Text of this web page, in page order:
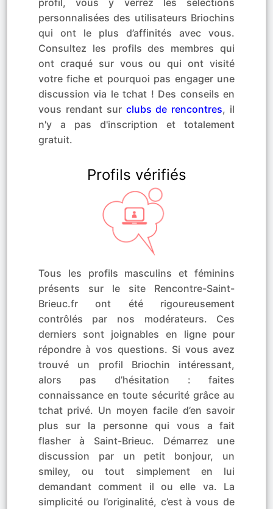
personnalisées des utilisateurs Briochins
qui ont le plus d’affinités avec vous.
Consultez les profils des membres qui
ont craqué sur vous ou qui ont visité
votre fiche et pourquoi pas engager une
discussion via le tchat ! Des conseils en
vous rendant sur clubs de rencontres, il
n'y a pas d'inscription et totalement
gratuit.
Profils vérifiés
Tous les profils masculins et féminins
présents sur le site Rencontre-Saint-
Brieuc.fr ont été rigoureusement
contrôlés par nos modérateurs. Ces
derniers sont joignables en ligne pour
répondre à vos questions. Si vous avez
trouvé un profil Briochin intéressant,
alors pas d’hésitation : faites
connaissance en toute sécurité grâce au
tchat privé. Un moyen facile d’en savoir
plus sur la personne qui vous a fait
flasher à Saint-Brieuc. Démarrez une
discussion par un petit bonjour, un
smiley, ou tout simplement en lui
demandant comment il ou elle va. La
simplicité ou l’originalité, c’est à vous de